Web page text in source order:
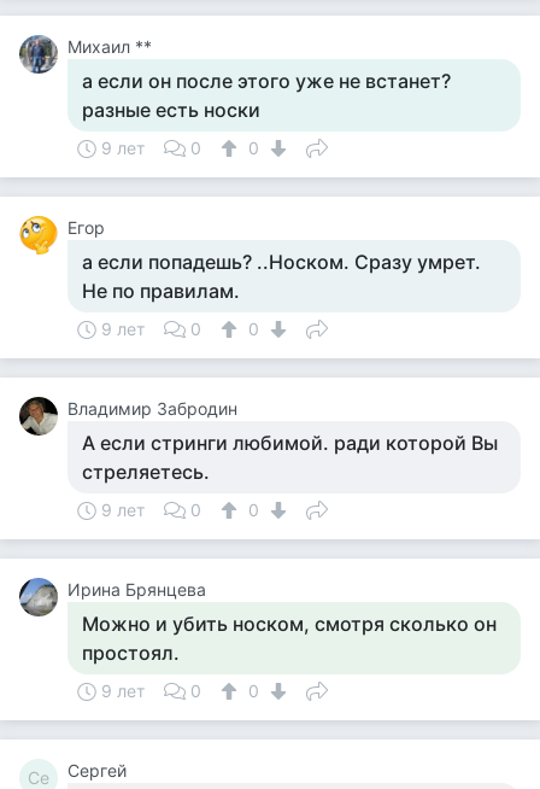
Михаил **
а если он после этого уже не встанет?
разные есть носки
9 лет 0 0
Егор
а если попадешь? ..Носком. Сразу умрет.
Не по правилам.
9 лет 0 0
Владимир Забродин
А если стринги любимой. ради которой Вы
стреляетесь.
9 лет 0 0
Ирина Брянцева
Можно и убить носком, смотря сколько он
простоял.
9 лет 0 0
Се Сергей